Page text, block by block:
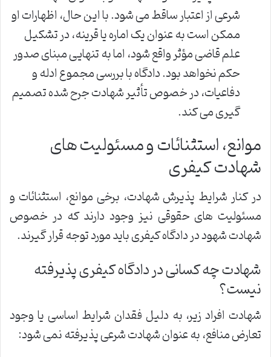
شرعی از اعتبار ساقط می شود. با این حال، اظهارات او
ممکن است به عنوان یک اماره یا قرینه، در تشکیل
علم قاضی مؤثر واقع شود، اما به تنهایی مبنای صدور
حکم نخواهد بود. دادگاه با بررسی مجموع ادله و
دفاعیات، در خصوص تأثیر شهادت جرح شده تصمیم
گیری می کند.
موانع، استثنائات و مسئولیت های
شهادت کیفری
در کنار شرایط پذیرش شهادت، برخی موانع، استثنائات و
مسئولیت های حقوقی نیز وجود دارند که در خصوص
شهادت شهود در دادگاه کیفری باید مورد توجه قرار گیرند.
شهادت چه کسانی در دادگاه کیفری پذیرفته
نیست؟
شهادت افراد زیر، به دلیل فقدان شرایط اساسی یا وجود
تعارض منافع، به عنوان شهادت شرعی پذیرفته نمی شود: